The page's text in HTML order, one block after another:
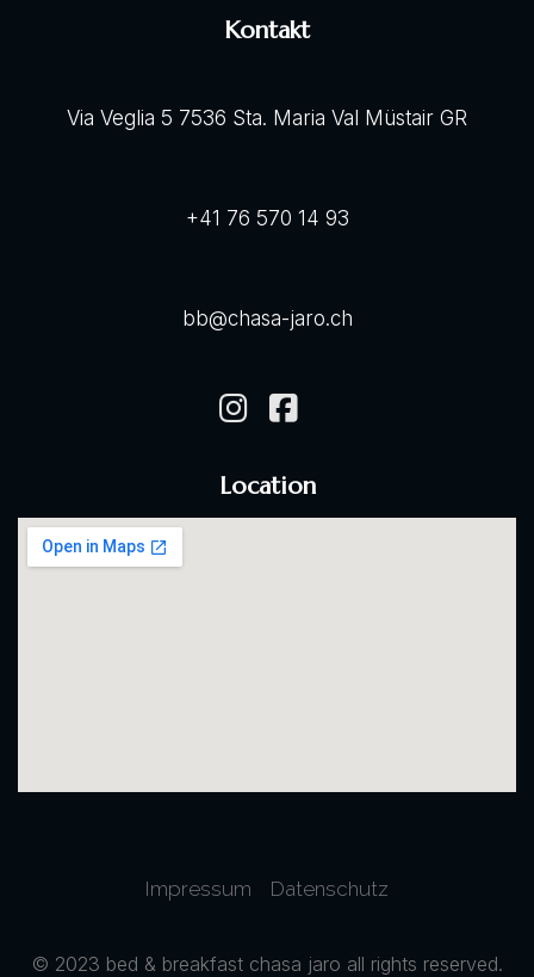
Kontakt
Via Veglia 5 7536 Sta. Maria Val Müstair GR
+41 76 570 14 93
bb@chasa-jaro.ch
Location
© 2023 bed & breakfast chasa jaro all rights reserved.
Impressum Datenschutz